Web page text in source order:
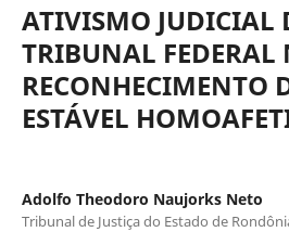
ATIVISMO JUDICIAL
TRIBUNAL FEDERAL
RECONHECIMENTO
ESTÁVEL
Adolfo Theodoro Naujorks Neto
Tribunal de Justiça do Estado de